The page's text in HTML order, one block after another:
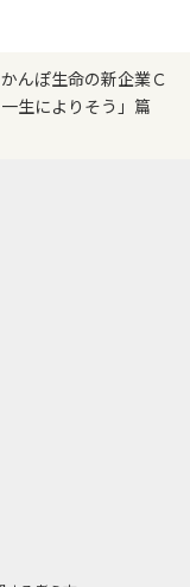
かんぽ生命の新企業Ｃ
生によりそう」篇